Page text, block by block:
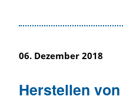
06. Dezember 2018
Herstellen